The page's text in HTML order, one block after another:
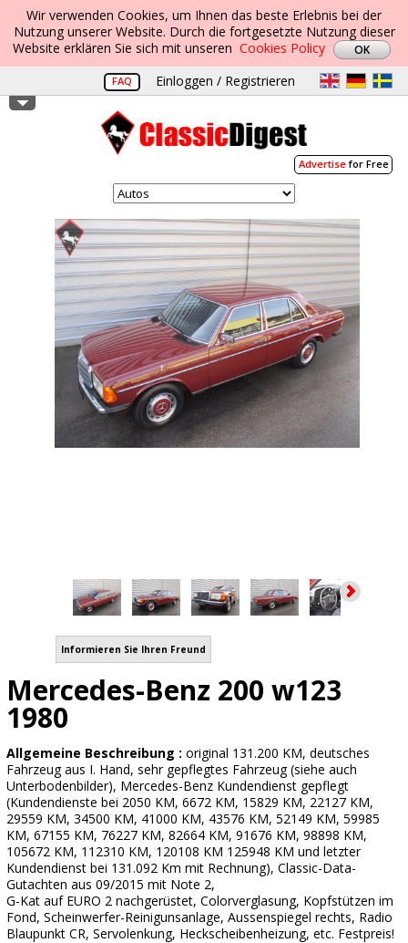
Wir verwenden Cookies, um Ihnen das beste Erlebnis bei der
Nutzung unserer Website. Durch die fortgesetzte Nutzung dieser
Website erklären Sie sich mit unseren Cookies Policy
FAQ Einloggen / Registrieren
Advertisefor Free
Informieren Sie Ihren Freund
Mercedes-Benz 200 w123
1980
Allgemeine Beschreibung : original 131.200 KM, deutsches
Fahrzeug aus I. Hand, sehr gepflegtes Fahrzeug (siehe auch
Unterbodenbilder), Mercedes-Benz Kundendienst gepflegt
(Kundendienste bei 2050 KM, 6672 KM, 15829 KM, 22127 KM,
29559 KM, 34500 KM, 41000 KM, 43576 KM, 52149 KM, 59985
KM, 67155 KM, 76227 KM, 82664 KM, 91676 KM, 98898 KM,
105672 KM, 112310 KM, 120108 KM 125948 KM und letzter
Kundendienst bei 131.092 Km mit Rechnung), Classic-Data-
Gutachten aus 09/2015 mit Note 2,
G-Kat auf EURO 2 nachgerüstet, Colorverglasung, Kopfstützen im
Fond, Scheinwerfer-Reinigunsanlage, Aussenspiegel rechts, Radio
Blaupunkt CR, Servolenkung, Heckscheibenheizung, etc. Festpreis!